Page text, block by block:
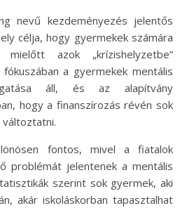
célja, hogy gyermekek számára
azok „krízishelyzetbe”
a gyermekek mentális
áll, és az alapítvány
hogy a finanszírozás révén sok
fontos, mivel a fiatalok
problémát jelentenek a mentális
szerint sok gyermek, aki
akár iskoláskorban tapasztalhat